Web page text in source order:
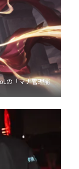
の「マナ管理崩